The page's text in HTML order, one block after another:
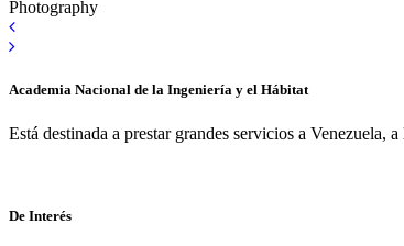
Photography
Academia Nacional de la Ingeniería y el Hábitat
Está destinada a prestar grandes servicios a
De Interés